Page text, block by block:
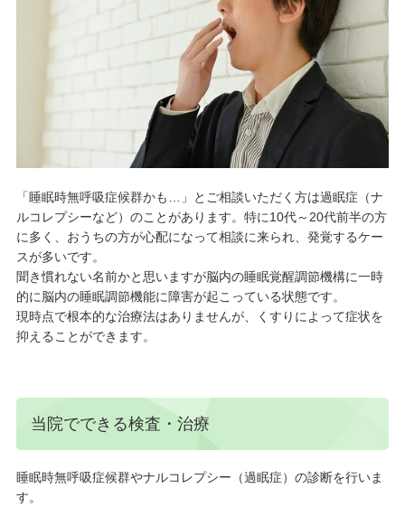
「睡眠時無呼吸症候群かも…」とご相談いただく方は過眠症（ナ
ルコレプシーなど）のことがあります。特に10代～20代前半の方
に多く、おうちの方が心配になって相談に来られ、発覚するケー
スが多いです。
聞き慣れない名前かと思いますが脳内の睡眠覚醒調節機構に一時
的に脳内の睡眠調節機能に障害が起こっている状態です。
現時点で根本的な治療法はありませんが、くすりによって症状を
抑えることができます。
当院でできる検査・治療
睡眠時無呼吸症候群やナルコレプシー（過眠症）の診断を行いま
す。